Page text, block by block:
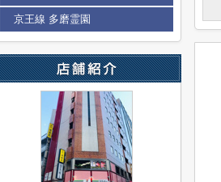
京王線 多磨霊園